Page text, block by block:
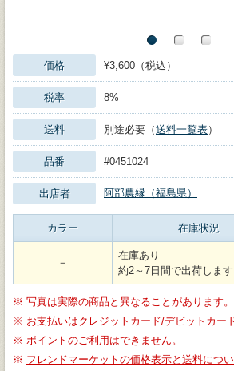
価格 ¥3,600（税込）
税率 8%
送料 別途必要（送料一覧表）
品番 #0451024
出店者 阿部農縁（福島県）
カラー 在庫状況
－
在庫あり
約2～7日間で出荷します
※ 写真は実際の商品と異なることがあります。
※ お支払いはクレジットカード/デビットカー
※ ポイントのご利用はできません。
※ フレンドマーケットの価格表示と送料につ